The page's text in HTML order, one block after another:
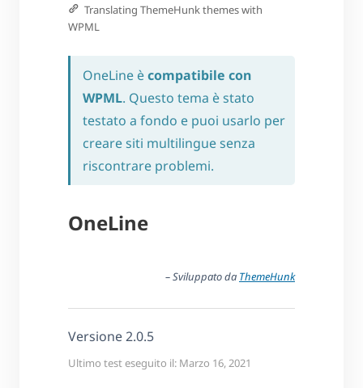
Translating ThemeHunk themes with
WPML
OneLine ècompatibile con
WPML. Questo tema è stato
testato a fondo e puoi usarlo per
creare siti multilingue senza
riscontrare problemi.
OneLine
– Sviluppato da ThemeHunk
Versione 2.0.5
Ultimo test eseguito il: Marzo 16, 2021